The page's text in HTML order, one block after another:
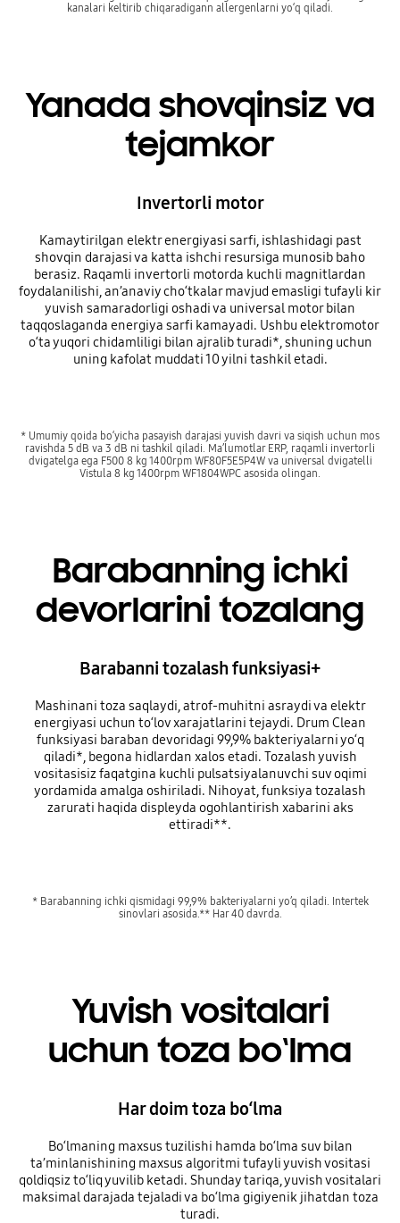
kanalari keltirib chiqaradigann allergenlarni yo‘q qiladi.
Yanada shovqinsiz va
tejamkor
Invertorli motor
Kamaytirilgan elektr energiyasi sarfi, ishlashidagi past
shovqin darajasi va katta ishchi resursiga munosib baho
berasiz. Raqamli invertorli motorda kuchli magnitlardan
foydalanilishi, an’anaviy cho‘tkalar mavjud emasligi tufayli kir
yuvish samaradorligi oshadi va universal motor bilan
taqqoslaganda energiya sarfi kamayadi. Ushbu elektromotor
o‘ta yuqori chidamliligi bilan ajralib turadi*, shuning uchun
uning kafolat muddati 10 yilni tashkil etadi.
* Umumiy qoida bo‘yicha pasayish darajasi yuvish davri va siqish uchun mos
ravishda 5 dB va 3 dB ni tashkil qiladi. Ma’lumotlar ERP, raqamli invertorli
dvigatelga ega F500 8 kg 1400rpm WF80F5E5P4W va universal dvigatelli
Vistula 8 kg 1400rpm WF1804WPC asosida olingan.
Barabanning ichki
devorlarini tozalang
Barabanni tozalash funksiyasi+
Mashinani toza saqlaydi, atrof-muhitni asraydi va elektr
energiyasi uchun to‘lov xarajatlarini tejaydi. Drum Clean
funksiyasi baraban devoridagi 99,9% bakteriyalarni yo‘q
qiladi*, begona hidlardan xalos etadi. Tozalash yuvish
vositasisiz faqatgina kuchli pulsatsiyalanuvchi suv oqimi
yordamida amalga oshiriladi. Nihoyat, funksiya tozalash
zarurati haqida displeyda ogohlantirish xabarini aks
ettiradi**.
* Barabanning ichki qismidagi 99,9% bakteriyalarni yo’q qiladi. Intertek
sinovlari asosida.** Har 40 davrda.
Yuvish vositalari
uchun toza bo‘lma
Har doim toza bo‘lma
Bo‘lmaning maxsus tuzilishi hamda bo‘lma suv bilan
ta’minlanishining maxsus algoritmi tufayli yuvish vositasi
qoldiqsiz to‘liq yuvilib ketadi. Shunday tariqa, yuvish vositalari
maksimal darajada tejaladi va bo‘lma gigiyenik jihatdan toza
turadi.